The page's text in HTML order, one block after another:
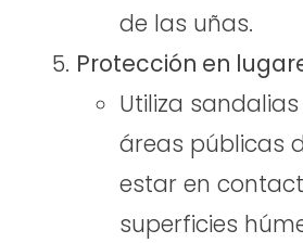
de las uñas.
Protección en
Utiliza
áreas públicas
estar en
superficies